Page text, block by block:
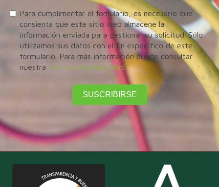
Para cumplimentar el fomulario, es necesario que
consienta que este sitio web almacene la
información enviada para gestionar su solicitud. Sólo
utilizamos sus datos con el fin específico de este
formulario. Para más información puede consultar
nuestra Política de privacidad
SUSCRIBIRSE